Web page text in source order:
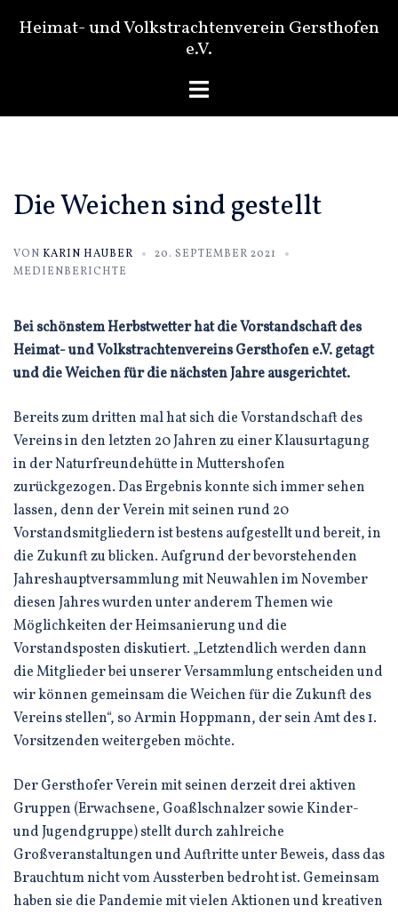
InhaltHeimat- und Volkstrachtenverein Gersthofen
e.V.
Menü
Die Weichen sind gestellt
VON KARIN HAUBER
20. SEPTEMBER 2021
MEDIENBERICHTE
Bei schönstem Herbstwetter hat die Vorstandschaft des
Heimat- und Volkstrachtenvereins Gersthofen e.V. getagt
und die Weichen für die nächsten Jahre ausgerichtet.
Bereits zum dritten mal hat sich die Vorstandschaft des
Vereins in den letzten 20 Jahren zu einer Klausurtagung
in der Naturfreundehütte in Muttershofen
zurückgezogen. Das Ergebnis konnte sich immer sehen
lassen, denn der Verein mit seinen rund 20
Vorstandsmitgliedern ist bestens aufgestellt und bereit, in
die Zukunft zu blicken. Aufgrund der bevorstehenden
Jahreshauptversammlung mit Neuwahlen im November
diesen Jahres wurden unter anderem Themen wie
Möglichkeiten der Heimsanierung und die
Vorstandsposten diskutiert. „Letztendlich werden dann
die Mitglieder bei unserer Versammlung entscheiden und
wir können gemeinsam die Weichen für die Zukunft des
Vereins stellen“, so Armin Hoppmann, der sein Amt des 1.
Vorsitzenden weitergeben möchte.
Der Gersthofer Verein mit seinen derzeit drei aktiven
Gruppen (Erwachsene, Goaßlschnalzer sowie Kinder-
und Jugendgruppe) stellt durch zahlreiche
Großveranstaltungen und Auftritte unter Beweis, dass das
Brauchtum nicht vom Aussterben bedroht ist. Gemeinsam
haben sie die Pandemie mit vielen Aktionen und kreativen